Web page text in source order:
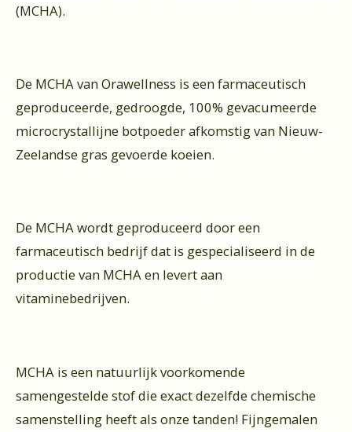
(MCHA).
De MCHA van Orawellness is een farmaceutisch
geproduceerde, gedroogde, 100% gevacumeerde
microcrystallijne botpoeder afkomstig van Nieuw-
Zeelandse gras gevoerde koeien.
De MCHA wordt geproduceerd door een
farmaceutisch bedrijf dat is gespecialiseerd in de
productie van MCHA en levert aan
vitaminebedrijven.
MCHA is een natuurlijk voorkomende
samengestelde stof die exact dezelfde chemische
samenstelling heeft als onze tanden! Fijngemalen